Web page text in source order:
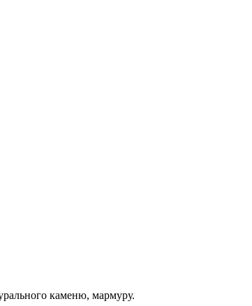
каменю, мармуру.